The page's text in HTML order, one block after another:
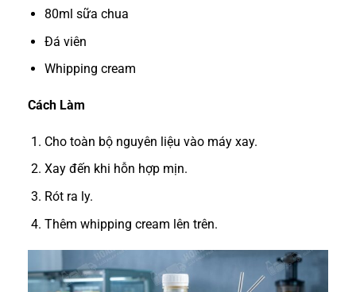
80ml sữa chua
Đá viên
Whipping cream
Cách Làm
Cho toàn bộ nguyên liệu vào máy xay.
Xay đến khi hỗn hợp mịn.
Rót ra ly.
Thêm whipping cream lên trên.